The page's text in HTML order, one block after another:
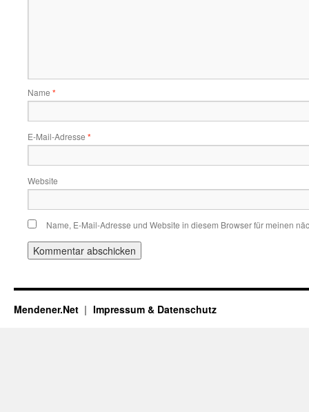
Name *
E-Mail-Adresse *
Website
Name, E-Mail-Adresse und Website in diesem Browser für meinen
Mendener.Net Impressum & Datenschutz